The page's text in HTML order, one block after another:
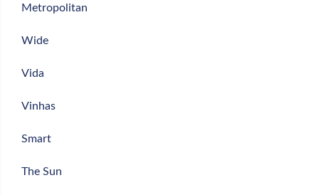
Metropolitan
Wide
Vida
Vinhas
Smart
The Sun